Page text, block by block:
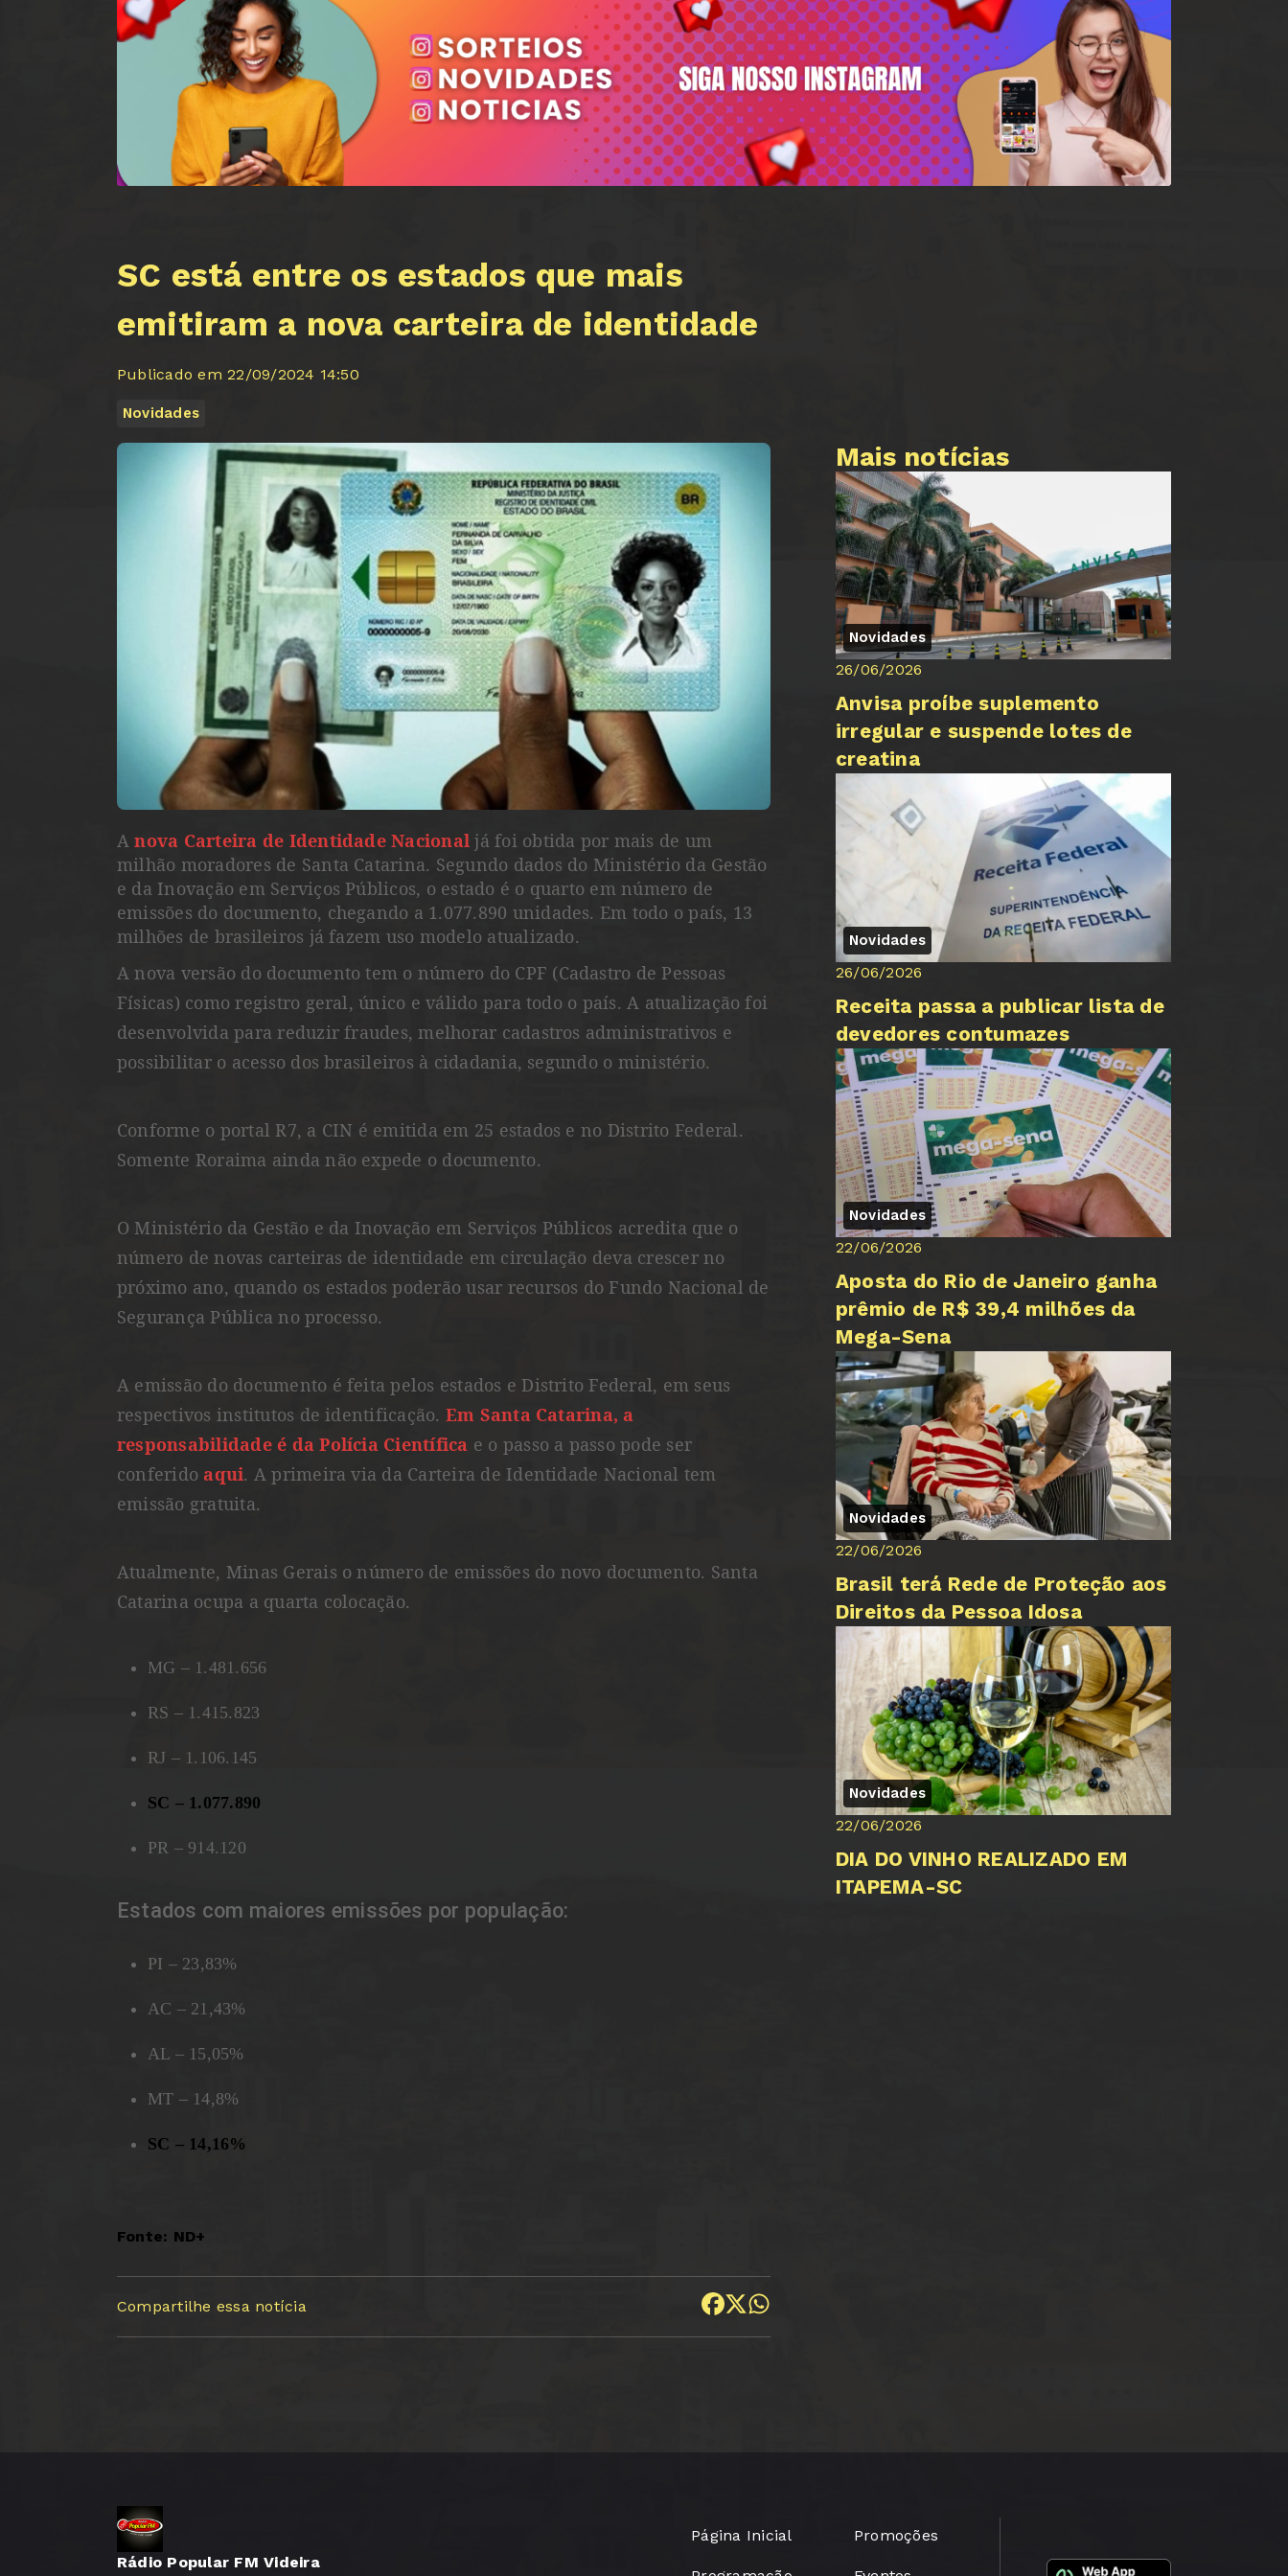
SC está entre os estados que mais
emitiram a nova carteira de identidade
Publicado em 22/09/2024 14:50
Novidades
Anova Carteira de Identidade Nacional já foi obtida por mais de um
milhão moradores de Santa Catarina. Segundo dados do Ministério da Gestão
e da Inovação em Serviços Públicos, o estado é o quarto em número de
emissões do documento, chegando a 1.077.890 unidades. Em todo o país, 13
milhões de brasileiros já fazem uso modelo atualizado.
A nova versão do documento tem o número do CPF (Cadastro de Pessoas
Físicas) como registro geral, único e válido para todo o país. A atualização foi
desenvolvida para reduzir fraudes, melhorar cadastros administrativos e
possibilitar o acesso dos brasileiros à cidadania, segundo o ministério.
Conforme o portal R7, a CIN é emitida em 25 estados e no Distrito Federal.
Somente Roraima ainda não expede o documento.
O Ministério da Gestão e da Inovação em Serviços Públicos acredita que o
número de novas carteiras de identidade em circulação deva crescer no
próximo ano, quando os estados poderão usar recursos do Fundo Nacional de
Segurança Pública no processo.
A emissão do documento é feita pelos estados e Distrito Federal, em seus
respectivos institutos de identificação. Em Santa Catarina, a
responsabilidade é da Polícia Científica e o passo a passo pode ser
conferido aqui. A primeira via da Carteira de Identidade Nacional tem
emissão gratuita.
Atualmente, Minas Gerais o número de emissões do novo documento. Santa
Catarina ocupa a quarta colocação.
MG – 1.481.656
RS – 1.415.823
RJ – 1.106.145
SC – 1.077.890
PR – 914.120
Estados com maiores emissões por população:
PI – 23,83%
AC – 21,43%
AL – 15,05%
MT – 14,8%
SC – 14,16%
Fonte: ND+
Compartilhe essa notícia
Mais notícias
Novidades
26/06/2026
Anvisa proíbe suplemento
irregular e suspende lotes de
creatina
Novidades
26/06/2026
Receita passa a publicar lista de
devedores contumazes
Novidades
22/06/2026
Aposta do Rio de Janeiro ganha
prêmio de R$ 39,4 milhões da
Mega-Sena
Novidades
22/06/2026
Brasil terá Rede de Proteção aos
Direitos da Pessoa Idosa
Novidades
22/06/2026
DIA DO VINHO REALIZADO EM
ITAPEMA-SC
Rádio Popular FM Videira
Página Inicial Promoções